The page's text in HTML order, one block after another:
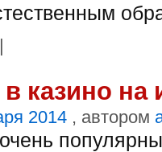
|
в казино
2014 , автором